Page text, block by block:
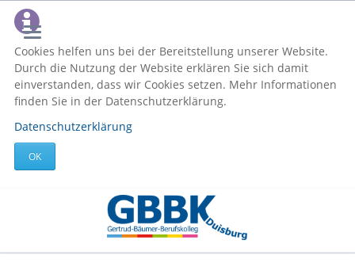
Cookies helfen uns bei der Bereitstellung unserer Website.
Durch die Nutzung der Website erklären Sie sich damit
einverstanden, dass wir Cookies setzen. Mehr Informationen
finden Sie in der Datenschutzerklärung.
Datenschutzerklärung
OK